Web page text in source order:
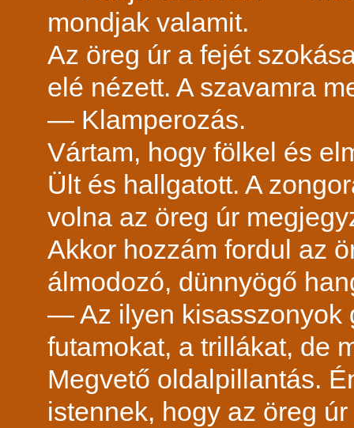
mondjak valamit.
Az öreg úr a fejét
elé nézett. A szavamra
— Klamperozás.
Vártam, hogy fölkel és
Ült és hallgatott. A
volna az öreg úr
Akkor hozzám fordul az
álmodozó, dünnyögő
— Az ilyen kisasszonyok
futamokat, a trillákat, de
Megvető oldalpillantás.
istennek, hogy az öreg